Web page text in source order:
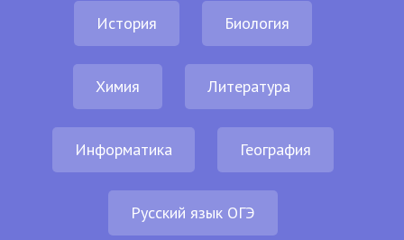
История Биология
Химия Литература
Информатика География
Русский язык ОГЭ